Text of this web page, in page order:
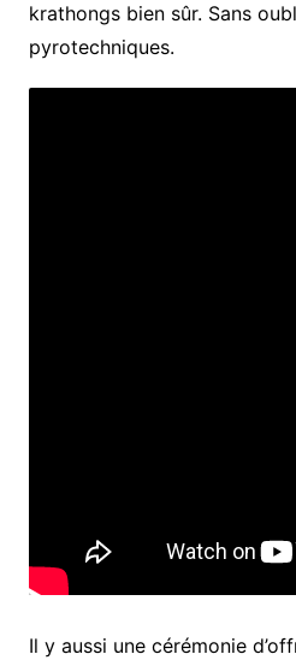
krathongs bien sûr. Sans
pyrotechniques.
Il y aussi une cérémonie